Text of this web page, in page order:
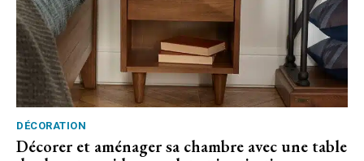
DÉCORATION
Décorer et aménager sa chambre avec une table